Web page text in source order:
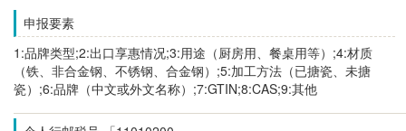
申报要素
1:品牌类型;2:出口享惠情况;3:用途（厨房用、餐桌用等）;4:材质
（铁、非合金钢、不锈钢、合金钢）;5:加工方法（已搪瓷、未搪
瓷）;6:品牌（中文或外文名称）;7:GTIN;8:CAS;9:其他